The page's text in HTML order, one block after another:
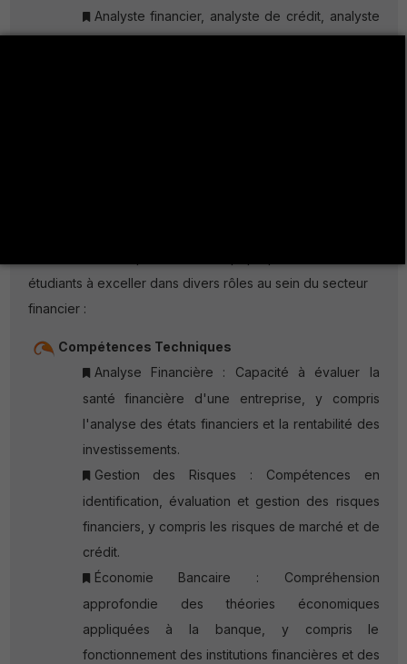
Analyste financier, analyste de crédit, analyste
étudiants à exceller dans divers rôles au sein du secteur
financier :
Compétences Techniques
Analyse Financière : Capacité à évaluer la
santé financière d'une entreprise, y compris
l'analyse des états financiers et la rentabilité des
investissements.
Gestion des Risques : Compétences en
identification, évaluation et gestion des risques
financiers, y compris les risques de marché et de
crédit.
Économie Bancaire : Compréhension
approfondie des théories économiques
appliquées à la banque, y compris le
fonctionnement des institutions financières et des